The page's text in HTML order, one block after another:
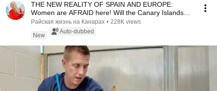
THE NEW REALITY OF SPAIN AND EUROPE:
Women are AFRAID here! Will the Canary Islands
repeat this n...
Райская жизнь на Канарах • 228K views
New
Auto-dubbed